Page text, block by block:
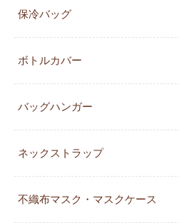
保冷バッグ
ボトルカバー
バッグハンガー
ネックストラップ
不織布マスク・マスクケース